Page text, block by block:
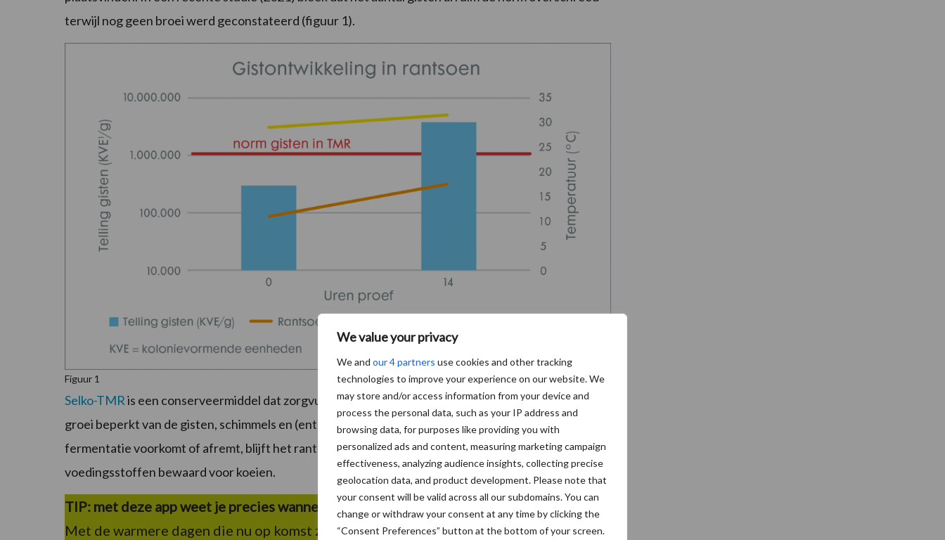
We value your privacy
We and our 4 partners use cookies and other tracking
technologies to improve your experience on our website. We
may store and/or access information from your device and
process the personal data, such as your IP address and
browsing data, for purposes like providing you with
personalized ads and content, measuring marketing campaign
effectiveness, analyzing audience insights, collecting precise
geolocation data, and product development. Please note that
your consent will be valid across all our subdomains. You can
change or withdraw your consent at any time by clicking the
“Consent Preferences” button at the bottom of your screen.
terwijl nog geen broei werd geconstateerd (figuur 1).
Figuur 1
Selko-TMRis een conserveermiddel dat zorgvuldig geselecteerde zuren bevat waardoor het de
groei beperkt van de gisten, schimmels en (entero)bacteriën. Doordat Selko-TMR ongewenste
fermentatie voorkomt of afremt, blijft het rantsoen bovendien smakelijker en worden de
voedingsstoffen bewaard voor koeien.
TIP: met deze app weet je precies wanneer hittestress op komst is!
Met de warmere dagen die nu op komst zijn, is het slim maatregelen te treffen om de